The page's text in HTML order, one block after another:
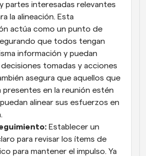
partes interesadas relevantes
la alineación. Esta
actúa como un punto de
que todos tengan
información y puedan
tomadas y acciones
asegura que aquellos que
en la reunión estén
alinear sus esfuerzos en
Establecer un
para revisar los ítems de
para mantener el impulso. Ya